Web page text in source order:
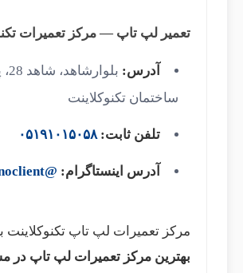
تعمیر لپ تاپ — مرکز تعمیرات
آدرس:
ساختمان تکنوکلاینت
تلفن ثابت: ۰۵۱۹۱۰۱۵۰۵۸
آدرس اینستاگرام: @technoclient
مرکز تعمیرات لپ تاپ تکنوکلاینت
بهترین مرکز تعمیرات لپ تاپ در